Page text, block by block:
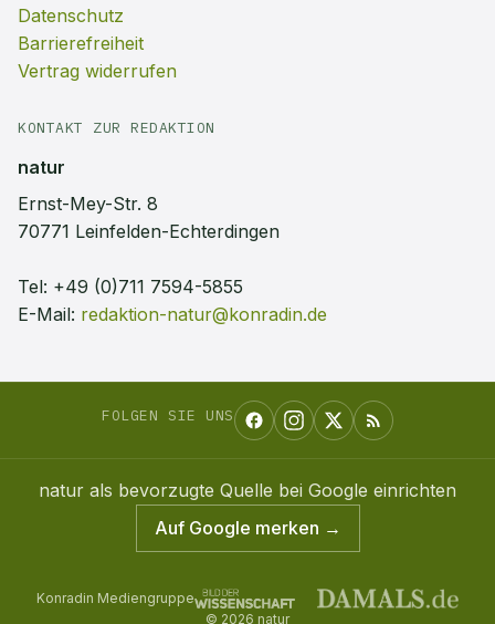
Datenschutz
Barrierefreiheit
Vertrag widerrufen
KONTAKT ZUR REDAKTION
natur
Ernst-Mey-Str. 8
70771 Leinfelden-Echterdingen
Tel: +49 (0)711 7594-5855
E-Mail: redaktion-natur@konradin.de
FOLGEN SIE UNS
natur als bevorzugte Quelle bei Google einrichten
Auf Google merken →
Konradin Mediengruppe
© 2026 natur